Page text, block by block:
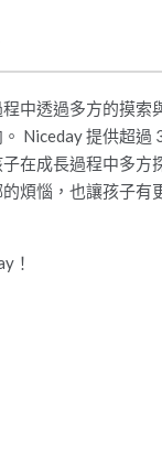
中透過多方的摸索
Niceday 提供超過
在成長過程中多方
煩惱，也讓孩子有
！